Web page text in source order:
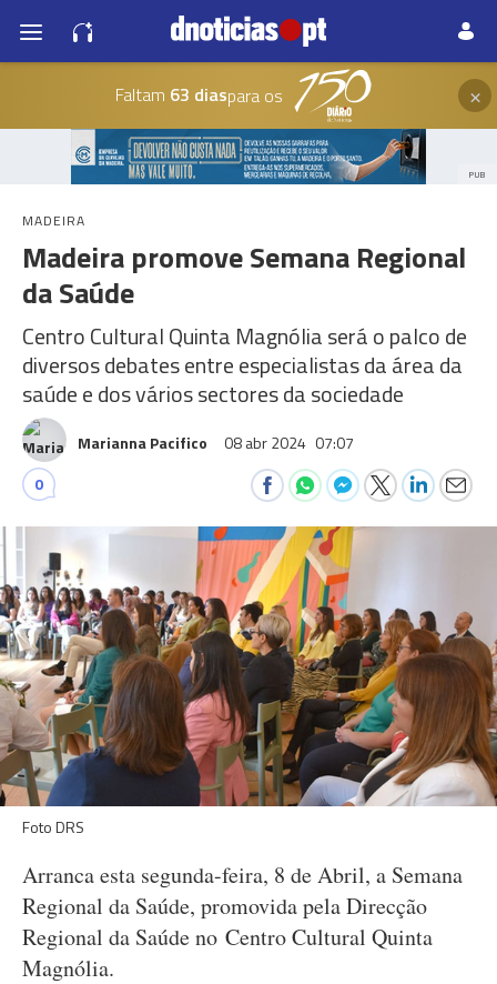
Faltam 63 diaspara os ×
PUB
MADEIRA
Madeira promove Semana Regional
da Saúde
Centro Cultural Quinta Magnólia será o palco de
diversos debates entre especialistas da área da
saúde e dos vários sectores da sociedade
Marianna Pacifico 08 abr 2024 07:07
0
Foto DRS
Arranca esta segunda-feira, 8 de Abril, a Semana
Regional da Saúde, promovida pela Direcção
Regional da Saúde no Centro Cultural Quinta
Magnólia.